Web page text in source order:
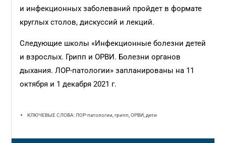
и инфекционных заболеваний пройдет в формате
круглых столов, дискуссий и лекций.
Следующие школы «Инфекционные болезни детей
и взрослых. Грипп и ОРВИ. Болезни органов
дыхания. ЛОР-патологии» запланированы на 11
октября и 1 декабря 2021 г.
КЛЮЧЕВЫЕ СЛОВА: ЛОР-патологии, грипп, ОРВИ, дети